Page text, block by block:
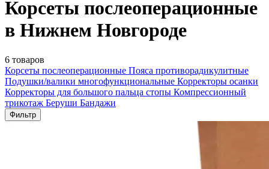
Корсеты послеоперационные
в Нижнем Новгороде
6 товаров
Корсеты послеоперационные Пояса противорадикулитные
Подушки/валики многофункциональные Корректоры осанки
Корректоры для большого пальца стопы Компрессионный
трикотаж Беруши Бандажи
Фильтр